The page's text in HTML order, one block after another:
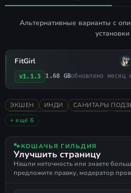
Альтернативные варианты с
установки
FitGirl
v1.1.3 1.68 GBобновлено месяц
ЭКШЕН ИНДИ САНИТАРЫ
ЯПОНСКИЕ ИГРЫ
ДОБЫЧА (ЛУТ)
+ ещё 6
🐾КОШАЧЬЯ ГИЛЬДИЯ
Улучшить страницу
Нашли неточность или знаете
предложите правку, модератор